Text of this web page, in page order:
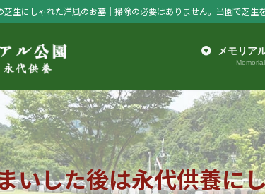
芝生にしゃれた洋風のお墓｜掃除の必要はありません。当園で芝生
メモリア
いした後は永代供養に